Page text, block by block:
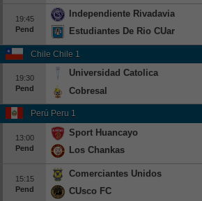
19:45
Pend
Independiente Rivadavia
Estudiantes De Rio CUarto
Chile Chile 1
19:30
Pend
Universidad Catolica
Cobresal
Perú Peru 1
13:00
Pend
Sport Huancayo
Los Chankas
15:15
Pend
Comerciantes Unidos
CUsco FC
Tenis
Beisbol
Hockey
Fútbol Americano
Clasificación
Casas de Apuestas